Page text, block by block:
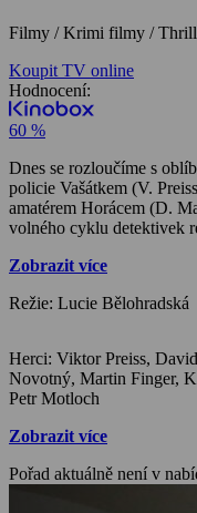
Filmy / Krimi filmy /
Koupit TV online
Hodnocení:
60 %
Dnes se rozloučíme s
policie Vašátkem (V.
amatérem Horácem (D.
volného cyklu detektivek
Matásek) byl hostem u
svou současnou
podivných úmrtí. Protože
zaplétat, opouští krásné
názor. Po dvou letech ho
zda jednal správně, a tak
případu jasno. Oba
došlo k vraždě, a také
Zobrazit více
Režie: Lucie Bělohradská
Herci: Viktor Preiss, David Matásek, Lenka Vlasáková, Jan
Novotný, Martin Finger, Karel Heřmánek ml., Lenka Zahradnická,
Petr Motloch
Zobrazit více
Pořad aktuálně není v